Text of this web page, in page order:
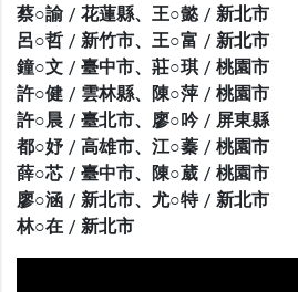
蔡○諭 / 花蓮縣、王○懿 / 新北市
呂○哲 / 新竹市、王○富 / 新北市
鐘○文 / 臺中市、莊○琪 / 桃園市
許○健 / 雲林縣、陳○萍 / 桃園市
許○晨 / 臺北市、廖○吟 / 屏東縣
都○妤 / 高雄市、江○蓁 / 桃園市
薛○芯 / 臺中市、陳○葳 / 桃園市
廖○涵 / 新北市、尤○特 / 新北市
林○在 / 新北市